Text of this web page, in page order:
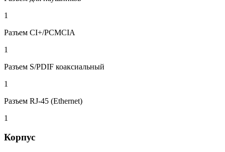
1
Разъем CI+/PCMCIA
1
Разъем S/PDIF коаксиальный
1
Разъем RJ-45 (Ethernet)
1
Корпус